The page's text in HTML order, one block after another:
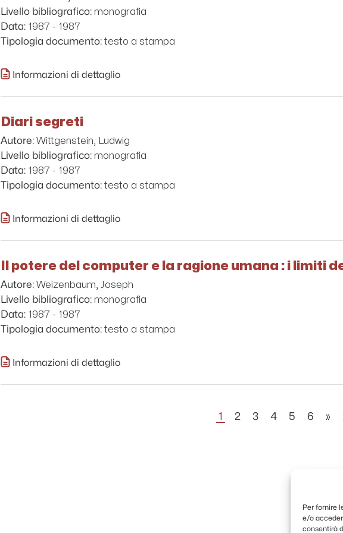
Per fornire
e/o
consentirà
Livello bibliografico: monografia
Data: 1987 - 1987
Tipologia documento: testo a stampa
Informazioni di dettaglio
Diari segreti
Autore: Wittgenstein, Ludwig
Livello bibliografico: monografia
Data: 1987 - 1987
Tipologia documento: testo a stampa
Informazioni di dettaglio
Il potere del computer e la ragione umana : i limiti
Autore: Weizenbaum, Joseph
Livello bibliografico: monografia
Data: 1987 - 1987
Tipologia documento: testo a stampa
Informazioni di dettaglio
1 2 3 4 5 6 »